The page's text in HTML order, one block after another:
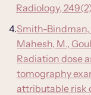
Radiology,
Smith-Bindman,
Mahesh, M.,
Radiation dose
tomography
attributable risk